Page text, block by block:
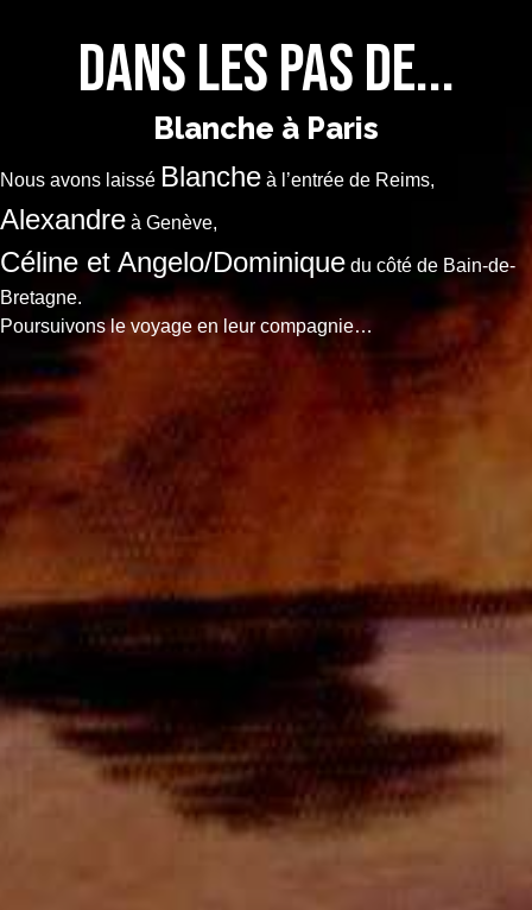
Dans les pas de...
Blanche à Paris
Nous avons laissé Blanche à l’entrée de Reims,
Alexandre à Genève,
Céline et Angelo/Dominique du côté de Bain-de-
Bretagne.
Poursuivons le voyage en leur compagnie…